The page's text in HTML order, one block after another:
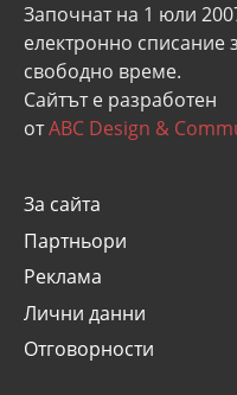
Започнат на 1 юли
eлектронно списание
свободно време.
Сайтът е разработен
отABC Design &
За сайта
Партньори
Реклама
Лични данни
Отговорности